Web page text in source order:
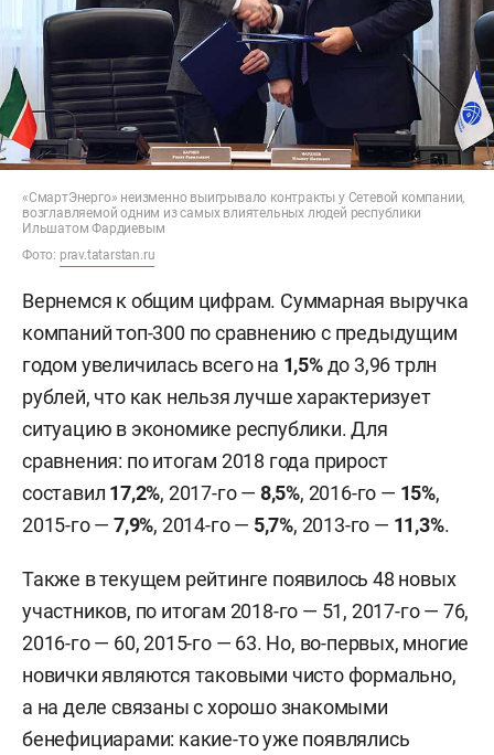
«СмартЭнерго» неизменно выигрывало контракты у Сетевой компании,
возглавляемой одним из самых влиятельных людей республики
Ильшатом Фардиевым
Фото: prav.tatarstan.ru
Вернемся к общим цифрам. Суммарная выручка
компаний топ-300 по сравнению с предыдущим
годом увеличилась всего на 1,5%до 3,96 трлн
рублей, что как нельзя лучше характеризует
ситуацию в экономике республики. Для
сравнения: по итогам 2018 года прирост
составил 17,2%, 2017-го — 8,5%, 2016-го — 15%,
2015-го —7,9%, 2014-го — 5,7%, 2013-го — 11,3%.
Также в текущем рейтинге появилось 48 новых
участников, по итогам 2018-го — 51, 2017-го — 76,
2016-го — 60, 2015-го — 63. Но, во-первых, многие
новички являются таковыми чисто формально,
а на деле связаны с хорошо знакомыми
бенефициарами: какие-то уже появлялись